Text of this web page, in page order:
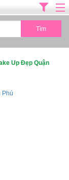
Up Đẹp Quận